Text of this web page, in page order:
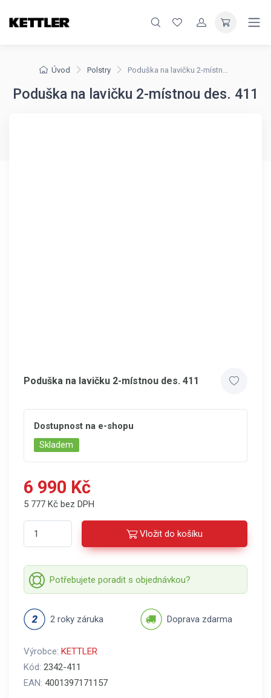
Úvod Polstry Poduška na lavičku 2-místnou des. 411
Poduška na lavičku 2-místnou des. 411
Poduška na lavičku 2-místnou des. 411
Dostupnost na e-shopu
Skladem
6 990 Kč
5 777 Kč bez DPH
Vložit do košíku
Potřebujete poradit s objednávkou?
2 roky záruka Doprava zdarma
Výrobce: KETTLER
Kód: 2342-411
EAN: 4001397171157